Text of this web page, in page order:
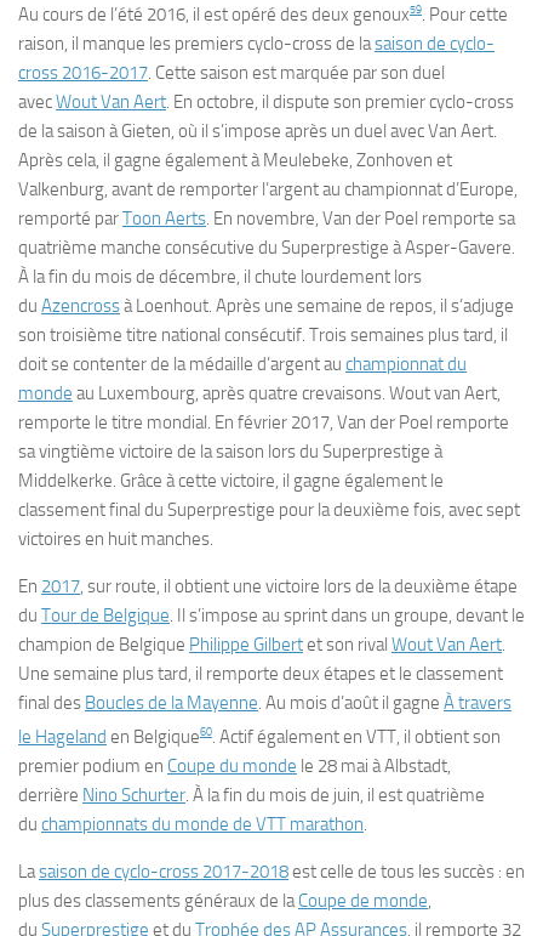
Au cours de l’été 2016, il est opéré des deux genoux59. Pour cette
raison, il manque les premiers cyclo-cross de lasaison de cyclo-
cross 2016-2017. Cette saison est marquée par son duel
avecWout Van Aert. En octobre, il dispute son premier cyclo-cross
de la saison à Gieten, où il s’impose après un duel avec Van Aert.
Après cela, il gagne également à Meulebeke, Zonhoven et
Valkenburg, avant de remporter l’argent au championnat d’Europe,
remporté parToon Aerts. En novembre, Van der Poel remporte sa
quatrième manche consécutive du Superprestige à Asper-Gavere.
À la fin du mois de décembre, il chute lourdement lors
du Azencrossà Loenhout. Après une semaine de repos, il s’adjuge
son troisième titre national consécutif. Trois semaines plus tard, il
doit se contenter de la médaille d’argent au championnat du
monde au Luxembourg, après quatre crevaisons. Wout van Aert,
remporte le titre mondial. En février 2017, Van der Poel remporte
sa vingtième victoire de la saison lors du Superprestige à
Middelkerke. Grâce à cette victoire, il gagne également le
classement final du Superprestige pour la deuxième fois, avec sept
victoires en huit manches.
En 2017, sur route, il obtient une victoire lors de la deuxième étape
du Tour de Belgique. Il s’impose au sprint dans un groupe, devant le
champion de Belgique Philippe Gilbertet son rival Wout Van Aert.
Une semaine plus tard, il remporte deux étapes et le classement
final des Boucles de la Mayenne. Au mois d’août il gagne À travers
le Hageland en Belgique60. Actif également en VTT, il obtient son
premier podium en Coupe du monde le 28 mai à Albstadt,
derrière Nino Schurter. À la fin du mois de juin, il est quatrième
du championnats du monde de VTT marathon.
Lasaison de cyclo-cross 2017-2018est celle de tous les succès : en
plus des classements généraux de laCoupe de monde,
du Superprestige et du Trophée des AP Assurances, il remporte 32